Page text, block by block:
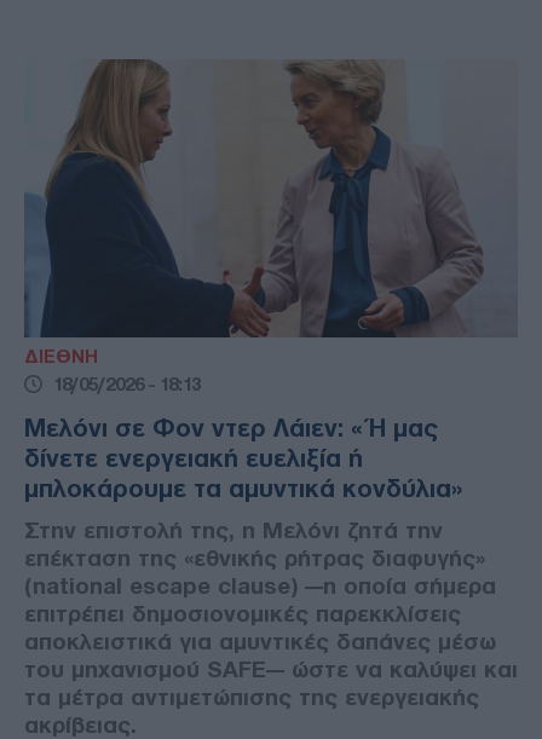
ΔΙΕΘΝΗ
18/05/2026 - 18:13
Μελόνι σε Φον ντερ Λάιεν: «Ή μας
δίνετε ενεργειακή ευελιξία ή
μπλοκάρουμε τα αμυντικά κονδύλια»
Στην επιστολή της, η Μελόνι ζητά την
επέκταση της «εθνικής ρήτρας διαφυγής»
(national escape clause) —η οποία σήμερα
επιτρέπει δημοσιονομικές παρεκκλίσεις
αποκλειστικά για αμυντικές δαπάνες μέσω
του μηχανισμού SAFE— ώστε να καλύψει και
τα μέτρα αντιμετώπισης της ενεργειακής
ακρίβειας.